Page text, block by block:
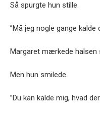
Så spurgte hun stille.
”Må jeg nogle gange kalde
Margaret mærkede halsen
Men hun smilede.
”Du kan kalde mig, hvad